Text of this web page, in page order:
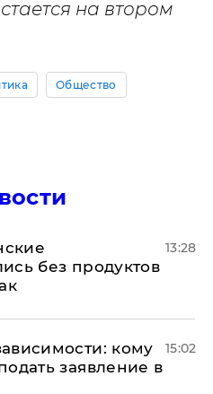
на втором
Общество
без продуктов
13:28
кому
заявление в
15:02